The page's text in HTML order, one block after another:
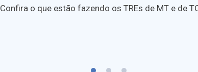
Confira o que estão fazendo os TREs de MT e de